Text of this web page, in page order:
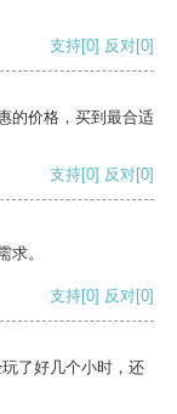
支持[0] 反对[0]
的价格，买到最合适
支持[0] 反对[0]
求。
支持[0] 反对[0]
了好几个小时，还